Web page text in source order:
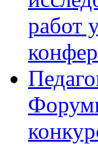
работ